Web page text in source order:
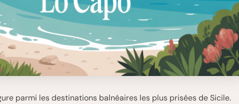
parmi les destinations balnéaires les plus prisées de Sicile.